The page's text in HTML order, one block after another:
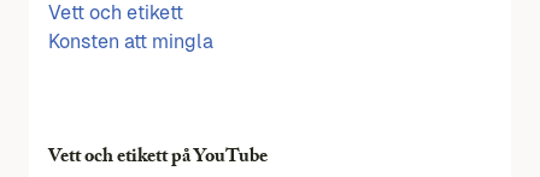
Vett och etikett
Konsten att mingla
Vett och etikett på YouTube